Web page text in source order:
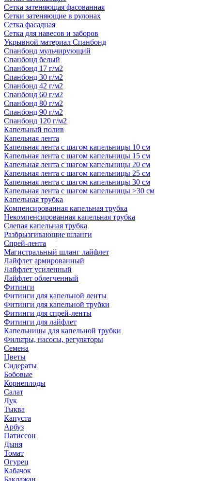
Сетка затеняющая фасованная
Сетки затеняющие в рулонах
Сетка фасадная
Сетка для навесов и заборов
Укрывной материал Спанбонд
Спанбонд мульчирующий
Спанбонд белый
Спанбонд 17 г/м2
Спанбонд 30 г/м2
Спанбонд 42 г/м2
Спанбонд 60 г/м2
Спанбонд 80 г/м2
Спанбонд 90 г/м2
Спанбонд 120 г/м2
Капельный полив
Капельная лента
Капельная лента с шагом капельницы 10 см
Капельная лента с шагом капельницы 15 см
Капельная лента с шагом капельницы 20 см
Капельная лента с шагом капельницы 25 см
Капельная лента с шагом капельницы 30 см
Капельная лента с шагом капельницы >30 см
Капельная трубка
Компенсированная капельная трубка
Некомпенсированная капельная трубка
Слепая капельная трубка
Разбрызгивающие шланги
Спрей-лента
Магистральный шланг лайфлет
Лайфлет армированный
Лайфлет усиленный
Лайфлет облегченный
Фитинги
Фитинги для капельной ленты
Фитинги для капельной трубки
Фитинги для спрей-ленты
Фитинги для лайфлет
Капельницы для капельной трубки
Фильтры, насосы, регуляторы
Семена
Цветы
Сидераты
Бобовые
Корнеплоды
Салат
Лук
Тыква
Капуста
Арбуз
Патиссон
Дыня
Томат
Огурец
Кабачок
Баклажан